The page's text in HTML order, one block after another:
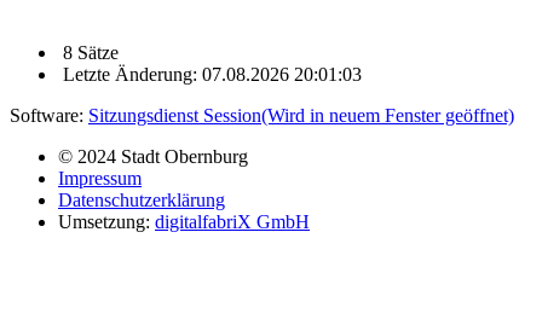
8 Sätze
Letzte Änderung: 07.08.2026 20:01:03
Software: Sitzungsdienst Session(Wird in neuem Fenster geöffnet)
© 2024 Stadt Obernburg
Impressum
Datenschutzerklärung
Umsetzung: digitalfabriX GmbH